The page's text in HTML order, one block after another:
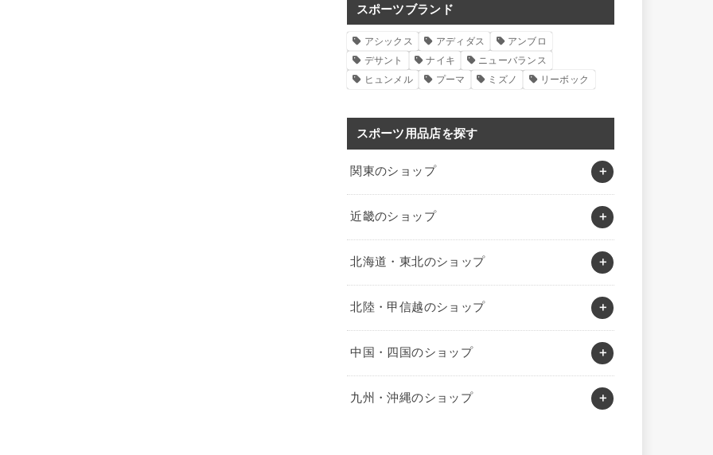
スポーツブランド
アシックス アディダス
アンブロ
デサント
ナイキ
ニューバランス
ヒュンメル
プーマ ミズノ リーボック
スポーツ用品店を探す
関東のショップ
近畿のショップ
北海道・東北のショップ
北陸・甲信越のショップ
中国・四国のショップ
九州・沖縄のショップ